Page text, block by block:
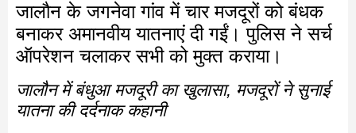
जालौन के जगनेवा गांव में चार मजदूरों को बंधक
बनाकर अमानवीय यातनाएं दी गईं। पुलिस ने सर्च
ऑपरेशन चलाकर सभी को मुक्त कराया।
जालौन में बंधुआ मजदूरी का खुलासा, मजदूरों ने सुनाई
यातना की दर्दनाक कहानी